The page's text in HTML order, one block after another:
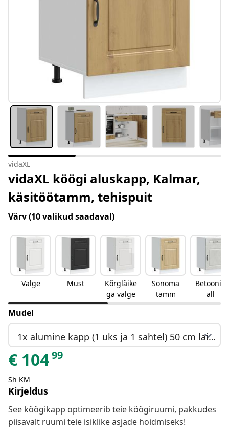
vidaXL
vidaXL köögi aluskapp, Kalmar,
käsitöötamm, tehispuit
Värv(10 valikud saadaval)
Valge Must
Kõrgläike
ga valge
Sonoma
tamm
Betoonih
all
Mudel
1x alumine kapp (1 uks ja 1 sahtel) 50 cm lai 81,5 cm kõrge
€ 10499
Sh KM
Kirjeldus
See köögikapp optimeerib teie köögiruumi, pakkudes
piisavalt ruumi teie isiklike asjade hoidmiseks!